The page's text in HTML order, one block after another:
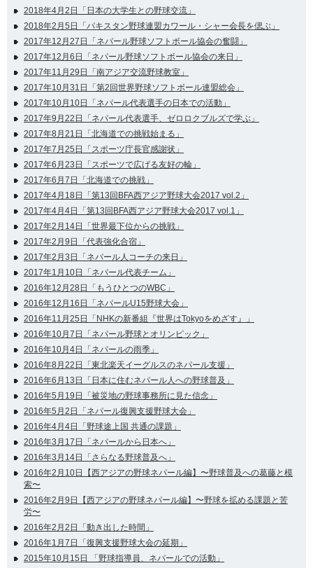
2018年4月2日「日本の大学生との野球交流」
2018年2月5日「パキスタン野球連盟カワール・シャー会長を偲ぶ」
2017年12月27日「ネパール野球ソフトボール協会の奮闘」
2017年12月6日「ネパール野球ソフトボール協会の来日」
2017年11月29日「南アジア交流野球教室」
2017年10月31日「第2回世界野球ソフトボール連盟総会」
2017年10月10日「ネパール代表選手の日本での活動」
2017年9月22日「ネパール代表選手、ゼロロクブルズで学ぶ」
2017年8月21日「北海道での挑戦始まる」
2017年7月25日「スポーツ庁長官感謝状」
2017年6月23日「スポーツで広げる友好の輪」
2017年6月7日「北海道での挑戦」
2017年4月18日「第13回BFA西アジア野球大会2017 vol.2」
2017年4月4日「第13回BFA西アジア野球大会2017 vol.1」
2017年2月14日「世界最下位からの挑戦」
2017年2月9日「代表強化合宿」
2017年2月3日「ネパール人コーチの来日」
2017年1月10日「ネパール代表チーム」
2016年12月28日「もうひとつのWBC」
2016年12月16日「ネパールU15野球大会」
2016年11月25日「NHKの新番組『世界はTokyoをめざす』」
2016年10月7日「ネパール野球とオリンピック」
2016年10月4日「ネパールの雨季」
2016年8月22日「東北楽天イーグルスのネパール支援」
2016年6月13日「日本に住むネパール人への野球普及」
2016年5月19日「被災地の野球事務所に見た信念」
2016年5月2日「ネパール復興支援野球大会」
2016年4月4日「野球途上国 共通の課題」
2016年3月17日「ネパールから日本へ」
2016年3月14日「さらなる野球普及へ」
2016年2月10日【西アジアの野球ネパール編】〜野球普及への葛藤と模
索〜
2016年2月9日【西アジアの野球ネパール編】〜野球を拡める課題と苦
労〜
2016年2月2日「動き出した時間」
2016年1月7日「復興支援野球大会の延期」
2015年10月15日 「野球指導員、ネパールでの活動」